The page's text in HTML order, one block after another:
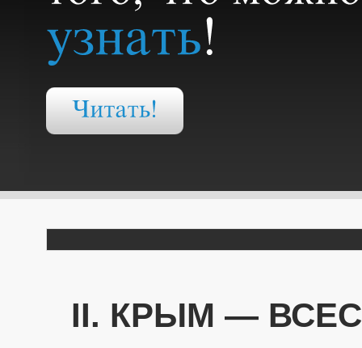
II. КРЫМ —